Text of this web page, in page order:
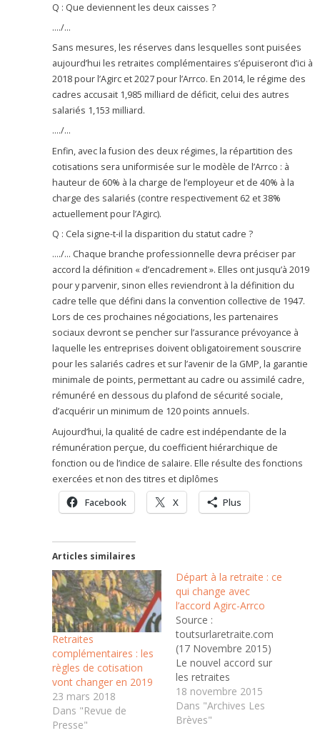
Q : Que deviennent les deux caisses ?
…./…
Sans mesures, les réserves dans lesquelles sont puisées
aujourd’hui les retraites complémentaires s’épuiseront d’ici à
2018 pour l’Agirc et 2027 pour l’Arrco. En 2014, le régime des
cadres accusait 1,985 milliard de déficit, celui des autres
salariés 1,153 milliard.
…./…
Enfin, avec la fusion des deux régimes, la répartition des
cotisations sera uniformisée sur le modèle de l’Arrco : à
hauteur de 60% à la charge de l’employeur et de 40% à la
charge des salariés (contre respectivement 62 et 38%
actuellement pour l’Agirc).
Q : Cela signe-t-il la disparition du statut cadre ?
…./… Chaque branche professionnelle devra préciser par
accord la définition « d’encadrement ». Elles ont jusqu’à 2019
pour y parvenir, sinon elles reviendront à la définition du
cadre telle que défini dans la convention collective de 1947.
Lors de ces prochaines négociations, les partenaires
sociaux devront se pencher sur l’assurance prévoyance à
laquelle les entreprises doivent obligatoirement souscrire
pour les salariés cadres et sur l’avenir de la GMP, la garantie
minimale de points, permettant au cadre ou assimilé cadre,
rémunéré en dessous du plafond de sécurité sociale,
d’acquérir un minimum de 120 points annuels.
Aujourd’hui, la qualité de cadre est indépendante de la
rémunération perçue, du coefficient hiérarchique de
fonction ou de l’indice de salaire. Elle résulte des fonctions
exercées et non des titres et diplômes
Facebook X Plus
Articles similaires
Retraites
complémentaires : les
règles de cotisation
vont changer en 2019
23 mars 2018
Dans "Revue de
Presse"
Départ à la retraite : ce
qui change avec
l’accord Agirc-Arrco
Source :
toutsurlaretraite.com
(17 Novembre 2015)
Le nouvel accord sur
les retraites
complémentaires
prévoit la mise en
place d'un « malus »
18 novembre 2015
Dans "Archives Les
Brèves"